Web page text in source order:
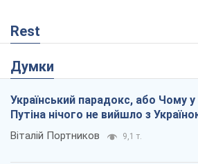
Rest
Думки
Український парадокс, або Чому у
Путіна нічого не вийшло з
Віталій Портников 9,1 т.